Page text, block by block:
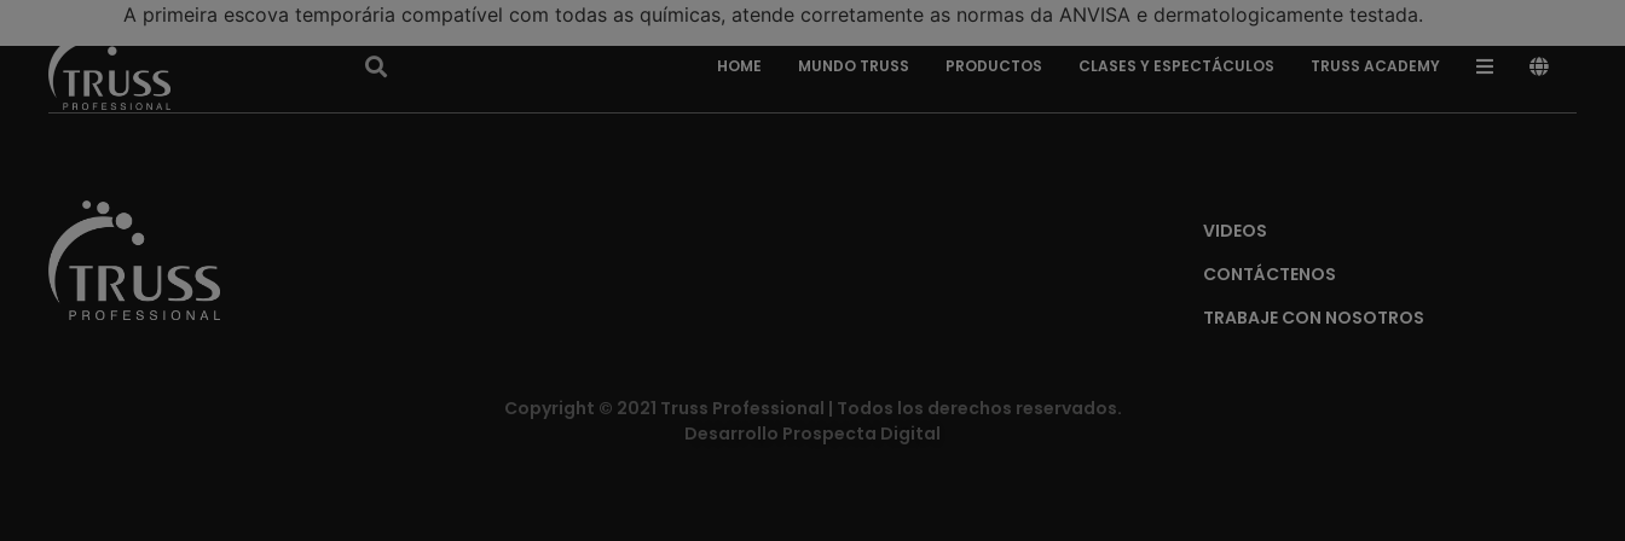
HOME MUNDO TRUSS PRODUCTOS CLASES Y ESPECTÁCULOS TRUSS ACADEMY
A primeira escova temporária compatível com todas as químicas, atende corretamente as normas da ANVISA e dermatologicamente testada.
VIDEOS
CONTÁCTENOS
TRABAJE CON NOSOTROS
Copyright © 2021 Truss Professional | Todos los derechos reservados.
Desarrollo Prospecta Digital